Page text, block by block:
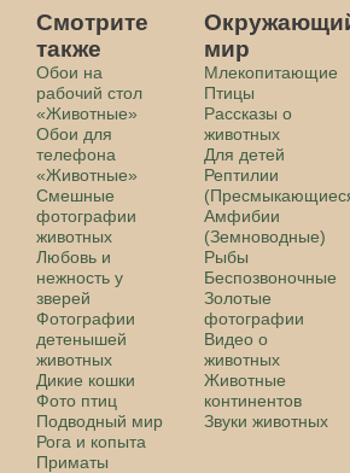
Смотрите
также
Обои на
рабочий стол
«Животные»
Обои для
телефона
«Животные»
Смешные
фотографии
животных
Любовь и
нежность у
зверей
Фотографии
детенышей
животных
Дикие кошки
Фото птиц
Подводный мир
Рога и копыта
Приматы
мир
Млекопитающие
Птицы
Рассказы о
животных
Для детей
Рептилии
Амфибии
(Земноводные)
Рыбы
Беспозвоночные
Золотые
фотографии
Видео о
животных
Животные
континентов
Звуки животных